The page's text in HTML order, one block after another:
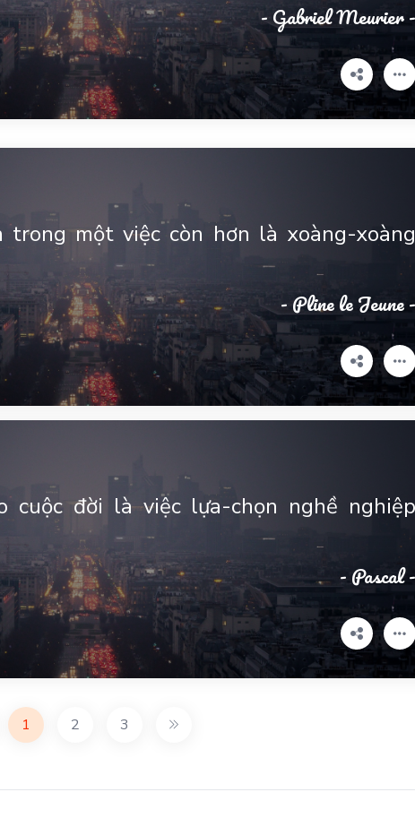
- Gabriel Meurier -
một việc còn hơn là xoàng-xoàng
- Pline le Jeune -
cuộc đời là việc lựa-chọn nghề nghiệp
- Pascal -
1 2 3